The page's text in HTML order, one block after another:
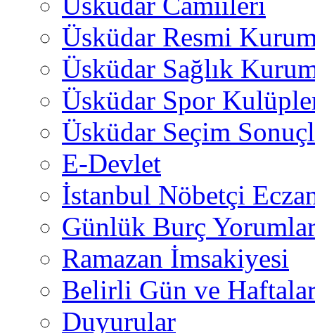
Üsküdar Resmi
Üsküdar Sağlık
Üsküdar Spor
Üsküdar Seçim
E-Devlet
İstanbul Nöbetçi
Günlük Burç
Ramazan İmsakiyesi
Belirli Gün ve
Duyurular